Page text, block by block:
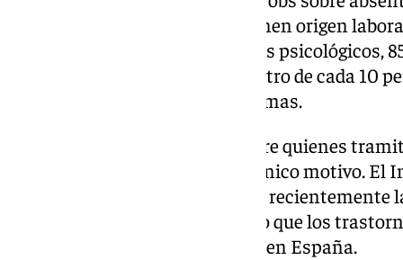
ausencias por salud mental tienen origen
que faltan al trabajo por motivos psicológicos,
relacionado con su empleo. Cuatro de cada 10
causa exclusiva de estos problemas.
El porcentaje es aún mayor entre quienes
reconoce que su trabajo fue el único motivo.
Salud en el Trabajo ha señalado recientemente
condiciones organizativas, dado que los
causa de incapacidad temporal en España.